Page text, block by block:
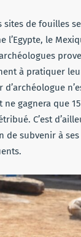
sites de fouilles
l’Egypte, le
à pratiquer
ne gagnera que
C’est
de subvenir à